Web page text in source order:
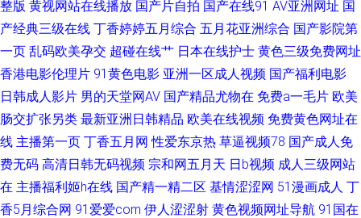
人网在线观看 欧美性爱bb 91黑人探花 国产白丝三区 免费av网站 探花系列亚
洲电影 91论坛最新入口 福利视频导航黑丝 麻豆四房播播 超碰人人在线 蜜桃
97夜夜做亚 香蕉视频在线网站
整版 黄视网站在线播放 国产片自拍 国产在线91 AV亚洲网址 国
产经典三级在线 丁香婷婷五月综合 五月花亚洲综合 国产影院第
一页 乱码欧美孕交 超碰在线艹 日本在线护士 黄色三级免费网址
香港电影伦理片 91黄色电影 亚洲一区成人视频 国产福利电影
日韩成人影片 男的天堂网AV 国产精品尤物在 免费a一毛片 欧美
肠交扩张另类 最新亚洲日韩精品 欧美在线视频 免费黄色网址在
线 主播第一页 丁香五月网 性爱东京热 草逼视频78 国产成人免
费无码 高清日韩无码视频 宗和网五月天 日b视频 成人三级网站
在 主播福利姬h在线 国产精一精二区 基情涩涩网 51漫画成人 丁
香5月综合网 91爱爱com 伊人涩涩射 黄色视频网址导航 91国在